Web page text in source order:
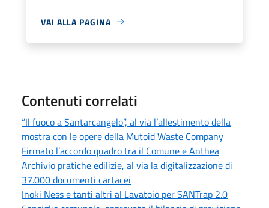
VAI ALLA PAGINA
Contenuti correlati
“Il fuoco a Santarcangelo”, al via l’allestimento della
mostra con le opere della Mutoid Waste Company
Firmato l’accordo quadro tra il Comune e Anthea
Archivio pratiche edilizie, al via la digitalizzazione di
37.000 documenti cartacei
Inoki Ness e tanti altri al Lavatoio per SANTrap 2.0